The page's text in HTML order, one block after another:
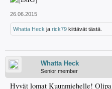
26.06.2015
Whatta Heck ja rick79 kiittävät tästä.
Whatta Heck
Senior member
Hyvät lomat Kuunmiehelle!